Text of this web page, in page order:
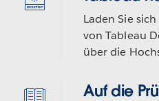
Laden Sie
von Tableau
über die
Auf die